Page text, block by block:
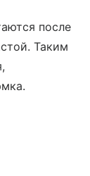
после
Таким